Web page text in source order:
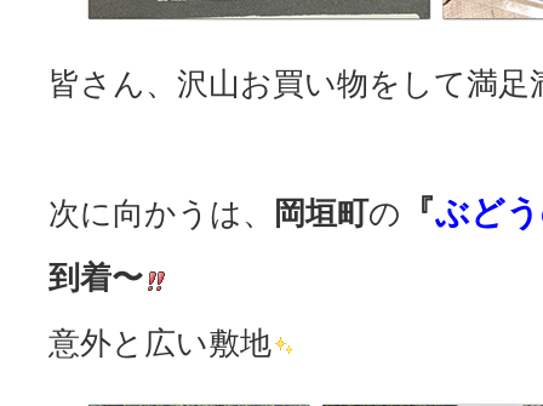
皆さん、沢山お買い物をして満足
次に向かうは、 岡垣町の 『ぶど
到着〜
意外と広い敷地